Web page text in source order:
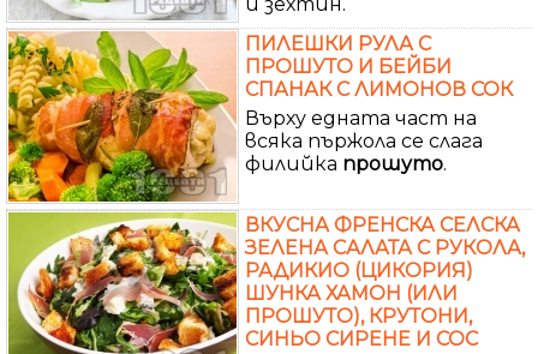
ПИЛЕШКИ РУЛА С
ПРОШУТО И БЕЙБИ
СПАНАК С ЛИМОНОВ СОК
Върху едната част на
всяка пържола се слага
филийка прошуто.
ВКУСНА ФРЕНСКА СЕЛСКА
ЗЕЛЕНА САЛАТА С РУКОЛА,
РАДИКИО (ЦИКОРИЯ)
ШУНКА ХАМОН (ИЛИ
ПРОШУТО), КРУТОНИ,
СИНЬО СИРЕНЕ И СОС